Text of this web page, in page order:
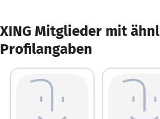
XING Mitglieder mit
Profilangaben